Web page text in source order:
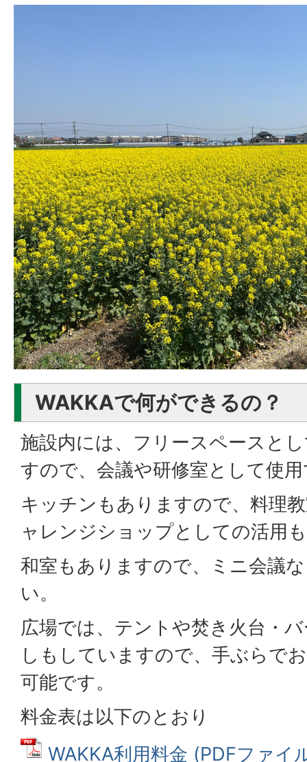
WAKKAで何ができるの？
施設内には、フリースペースと
すので、会議や研修室として使
キッチンもありますので、料理
ャレンジショップとしての活用
和室もありますので、ミニ会議
い。
広場では、テントや焚き火台・
しもしていますので、手ぶらで
可能です。
料金表は以下のとおり
WAKKA利用料金 (PDFファイ